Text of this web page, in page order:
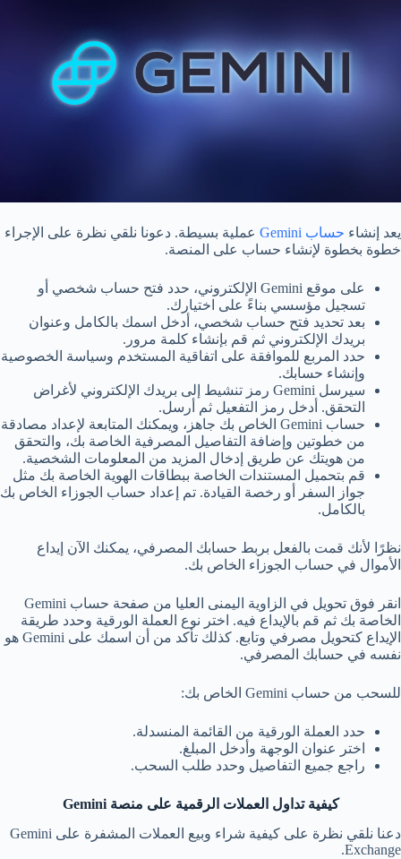
يعد إنشاء حساب Gemini
عملية بسيطة. دعونا نلقي نظرة على الإجراء
خطوة بخطوة لإنشاء حساب على المنصة.
على موقع Gemini الإلكتروني، حدد فتح حساب شخصي أو
تسجيل مؤسسي بناءً على اختيارك.
بعد تحديد فتح حساب شخصي، أدخل اسمك بالكامل وعنوان
بريدك الإلكتروني ثم قم بإنشاء كلمة مرور.
حدد المربع للموافقة على اتفاقية المستخدم وسياسة الخصوصية
وإنشاء حسابك.
سيرسل Gemini رمز تنشيط إلى بريدك الإلكتروني لأغراض
التحقق. أدخل رمز التفعيل ثم أرسل.
حساب Gemini الخاص بك جاهز، ويمكنك المتابعة لإعداد مصادقة
من خطوتين وإضافة التفاصيل المصرفية الخاصة بك، والتحقق
من هويتك عن طريق إدخال المزيد من المعلومات الشخصية.
قم بتحميل المستندات الخاصة ببطاقات الهوية الخاصة بك مثل
جواز السفر أو رخصة القيادة. تم إعداد حساب الجوزاء الخاص بك
بالكامل.
نظرًا لأنك قمت بالفعل بربط حسابك المصرفي، يمكنك الآن إيداع
الأموال في حساب الجوزاء الخاص بك.
انقر فوق تحويل في الزاوية اليمنى العليا من صفحة حساب Gemini
الخاصة بك ثم قم بالإيداع فيه. اختر نوع العملة الورقية وحدد طريقة
الإيداع كتحويل مصرفي وتابع. كذلك تأكد من أن اسمك على Gemini هو
نفسه في حسابك المصرفي.
للسحب من حساب Gemini الخاص بك:
حدد العملة الورقية من القائمة المنسدلة.
اختر عنوان الوجهة وأدخل المبلغ.
راجع جميع التفاصيل وحدد طلب السحب.
كيفية تداول العملات الرقمية على منصةGemini
دعنا نلقي نظرة على كيفية شراء وبيع العملات المشفرة على Gemini
Exchange.